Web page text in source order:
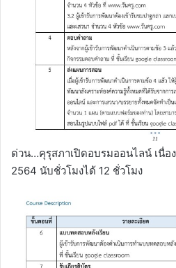
ด่วน…คุรุสภาเปิดอบรมออนไลน์ เนื่อ
2564 นับชั่วโมงได้ 12 ชั่วโมง